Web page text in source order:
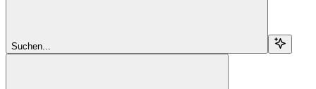
Suchen...